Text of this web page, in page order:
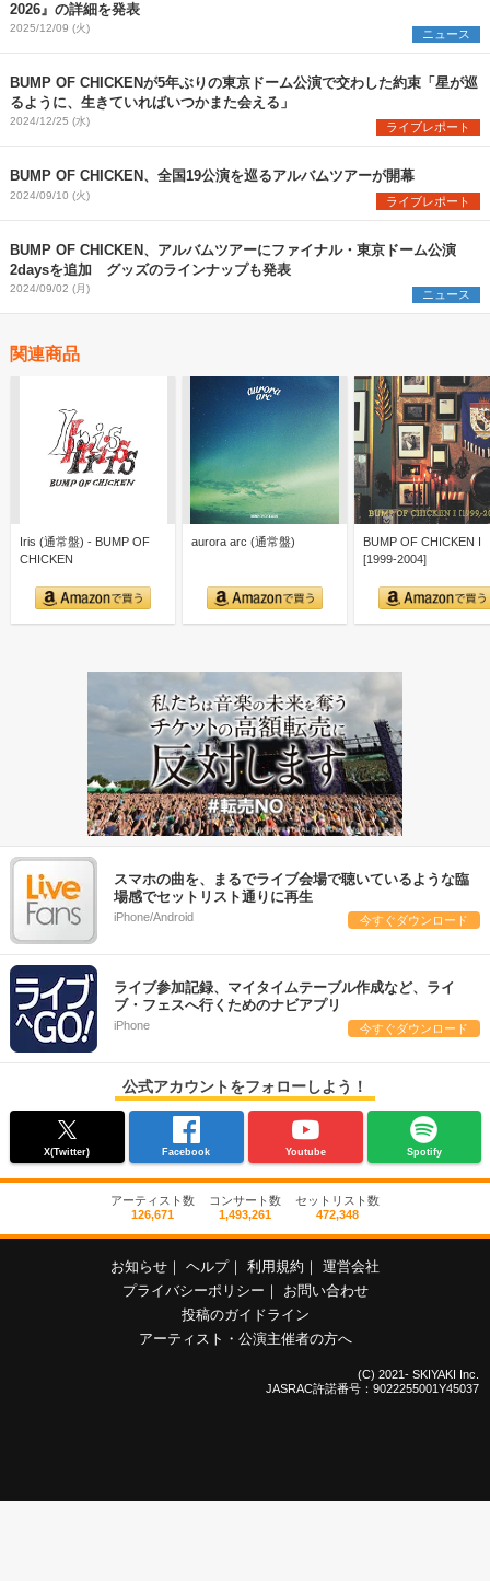
2026』の詳細を発表
2025/12/09 (火) ニュース
BUMP OF CHICKENが5年ぶりの東京ドーム公演で交わした約束「星が巡
るように、生きていればいつかまた会える」
2024/12/25 (水) ライブレポート
BUMP OF CHICKEN、全国19公演を巡るアルバムツアーが開幕
2024/09/10 (火) ライブレポート
BUMP OF CHICKEN、アルバムツアーにファイナル・東京ドーム公演
2daysを追加 グッズのラインナップも発表
2024/09/02 (月) ニュース
関連商品
Iris (通常盤) - BUMP OF
CHICKEN
aurora arc (通常盤)
BUMP OF CHICKEN I
[1999-2004]
スマホの曲を、まるでライブ会場で聴いているような臨
場感でセットリスト通りに再生
iPhone/Android 今すぐダウンロード
ライブ参加記録、マイタイムテーブル作成など、ライ
ブ・フェスへ行くためのナビアプリ
iPhone 今すぐダウンロード
公式アカウントをフォローしよう！
X(Twitter) Facebook Youtube Spotify
アーティスト数
126,671
コンサート数
1,493,261
セットリスト数
472,348
お知らせ ヘルプ 利用規約
運営会社
プライバシーポリシー
お問い合わせ
投稿のガイドライン
アーティスト・公演主催者の方へ
(C) 2021- SKIYAKI Inc.
JASRAC許諾番号：9022255001Y45037